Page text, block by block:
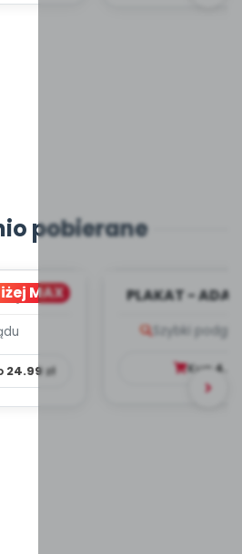
pobierane
MAX
–
24.99zł
PLAKAT -
Szybki
Kup